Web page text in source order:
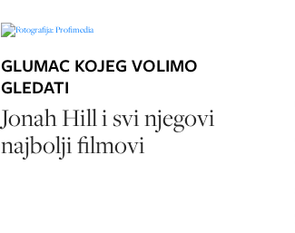
GLUMAC KOJEG VOLIMO
GLEDATI
Jonah Hill i svi njegovi
najbolji filmovi